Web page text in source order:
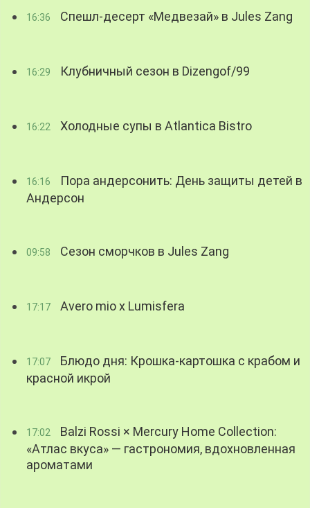
16:36 Спешл-десерт «Медвезай» в Jules Zang
16:29 Клубничный сезон в Dizengof/99
16:22 Холодные супы в Atlantica Bistro
16:16
Пора андерсонить: День защиты детей в
Андерсон
09:58 Сезон сморчков в Jules Zang
17:17 Avero mio x Lumisfera
17:07
Блюдо дня: Крошка-картошка с крабом и
красной икрой
17:02
Balzi Rossi × Mercury Home Collection:
«Атлас вкуса» — гастрономия, вдохновленная
ароматами